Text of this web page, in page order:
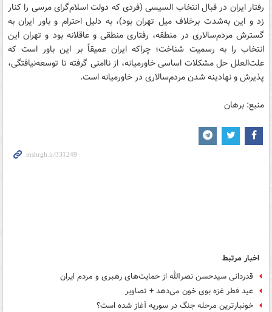
رفتار ایران در قبال انتخاب السیسی (فردی که دولت اسلام‌گرای مرسی را کنار
زد و این به‌شدت برخلاف میل تهران بود)، به دلیل احترام و باور ایران به
گسترش مردم‌سالاری در منطقه، رفتاری منطقی و عاقلانه بود و تهران این
انتخاب را به رسمیت شناخت؛ چراکه ایران عمیقاً بر این باور است که
علت‌العلل حل مشکلات اساسی خاورمیانه، از ناامنی گرفته تا توسعه‌نیافتگی،
پذیرش و نهادینه شدن مردم‌سالاری در خاورمیانه است.
منبع: برهان
اخبار مرتبط
قدردانی سیدحسن نصرالله از حمایت‌های رهبری و مردم ایران
عید فطر غزه بوی خون می‌دهد + تصاویر
خونبارترین مرحله جنگ در سوریه آغاز شده است؟